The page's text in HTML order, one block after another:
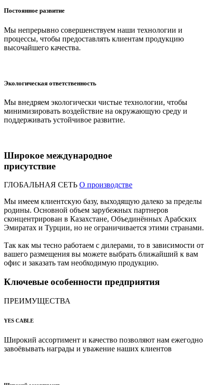
Постоянное развитие
Мы непрерывно совершенствуем наши технологии и
процессы, чтобы предоставлять клиентам продукцию
высочайшего качества.
Экологическая ответственность
Мы внедряем экологически чистые технологии, чтобы
минимизировать воздействие на окружающую среду и
поддерживать устойчивое развитие.
Широкое международное
присутствие
ГЛОБАЛЬНАЯ СЕТЬ О производстве
Мы имеем клиентскую базу, выходящую далеко за пределы
родины. Основной объем зарубежных партнеров
сконцентрирован в Казахстане, Объединённых Арабских
Эмиратах и Турции, но не ограничивается этими странами.
Так как мы тесно работаем с дилерами, то в зависимости от
вашего размещения вы можете выбрать ближайший к вам
офис и заказать там необходимую продукцию.
Ключевые особенности предприятия
ПРЕИМУЩЕСТВА
YES CABLE
Широкий ассортимент и качество позволяют нам ежегодно
завоёвывать награды и уважение наших клиентов